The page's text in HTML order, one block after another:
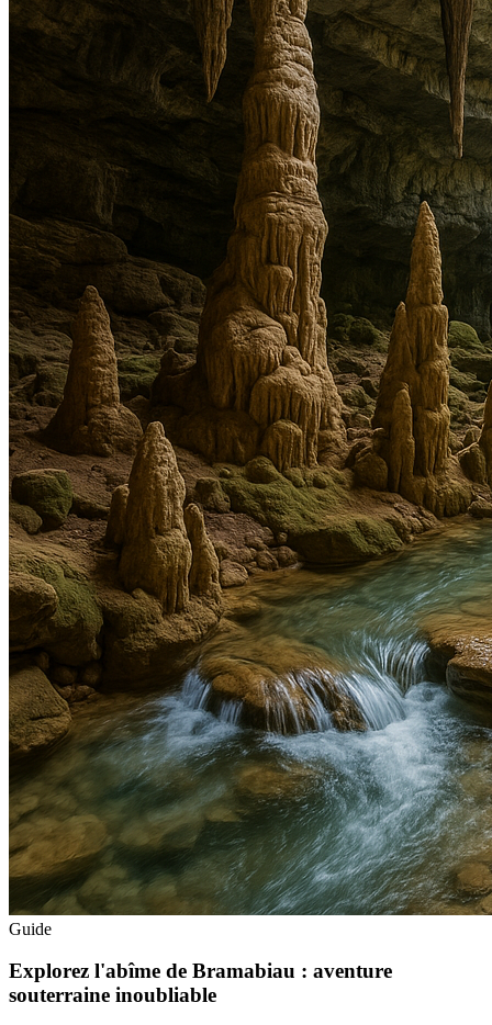
Guide
Explorez l'abîme de Bramabiau : aventure
souterraine inoubliable